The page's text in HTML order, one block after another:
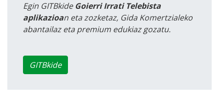
Egin GITBkide Goierri Irrati Telebista
aplikazioan eta zozketaz, Gida Komertzialeko
abantailaz eta premium edukiaz gozatu.
GITBkide